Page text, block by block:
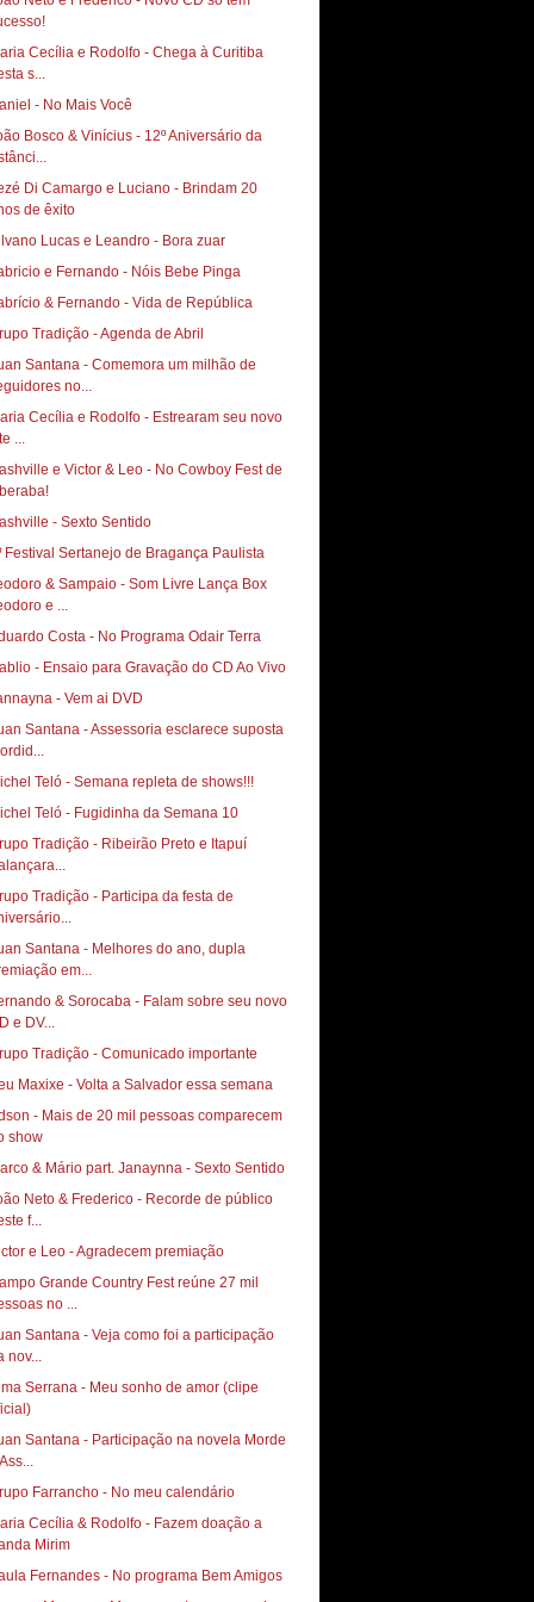
Cecília e Rodolfo - Chega à Curitiba
s...
- No Mais Você
Bosco & Vinícius - 12º Aniversário da
Di Camargo e Luciano - Brindam 20
de êxito
Lucas e Leandro - Bora zuar
e Fernando - Nóis Bebe Pinga
& Fernando - Vida de República
Tradição - Agenda de Abril
Santana - Comemora um milhão de
no...
Cecília e Rodolfo - Estrearam seu novo
...
e Victor & Leo - No Cowboy Fest de
- Sexto Sentido
Festival Sertanejo de Bragança Paulista
& Sampaio - Som Livre Lança Box
e ...
Costa - No Programa Odair Terra
- Ensaio para Gravação do CD Ao Vivo
- Vem ai DVD
Santana - Assessoria esclarece suposta
Teló - Semana repleta de shows!!!
Teló - Fugidinha da Semana 10
Tradição - Ribeirão Preto e Itapuí
Tradição - Participa da festa de
Santana - Melhores do ano, dupla
em...
& Sorocaba - Falam sobre seu novo
e DV...
Tradição - Comunicado importante
Maxixe - Volta a Salvador essa semana
- Mais de 20 mil pessoas comparecem
show
& Mário part. Janaynna - Sexto Sentido
Neto & Frederico - Recorde de público
f...
e Leo - Agradecem premiação
Grande Country Fest reúne 27 mil
no ...
Santana - Veja como foi a participação
nov...
Serrana - Meu sonho de amor (clipe
Santana - Participação na novela Morde
Farrancho - No meu calendário
Cecília & Rodolfo - Fazem doação a
Mirim
Fernandes - No programa Bem Amigos